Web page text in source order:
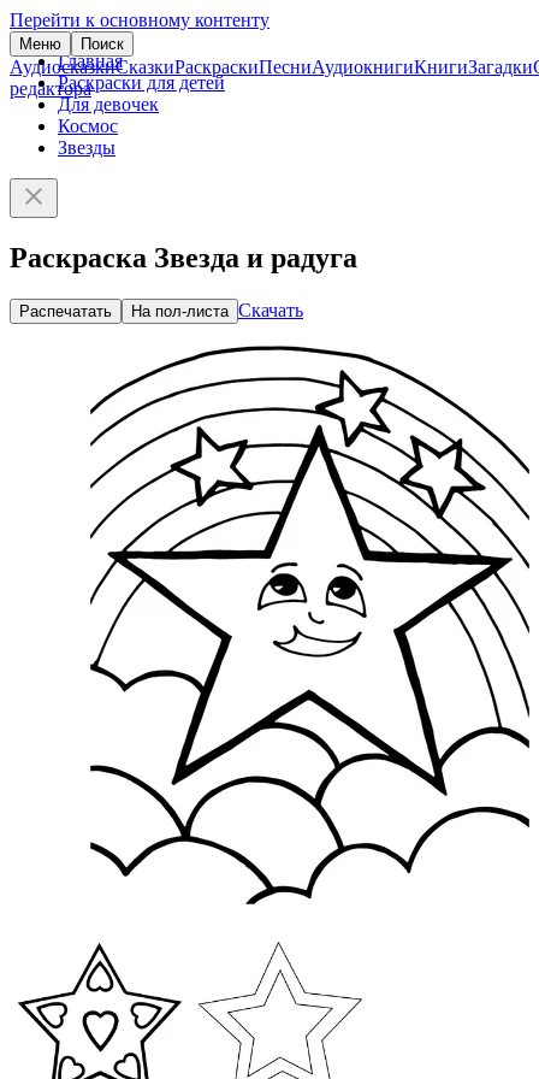
Перейти к основному контенту
Меню Поиск
АудиосказкиСказкиРаскраскиПесниАудиокнигиКнигиЗагадки
редактора
Главная
Раскраски для детей
Для девочек
Космос
Звезды
Раскраска Звезда и радуга
Распечатать На пол-листа Скачать